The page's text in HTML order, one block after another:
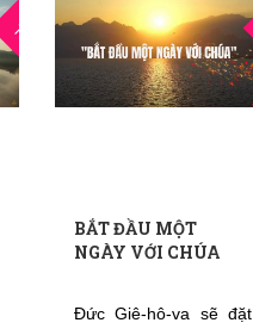
20
THG5
BẮT ĐẦU MỘT
NGÀY VỚI CHÚA
Đức Giê-hô-va sẽ đặt